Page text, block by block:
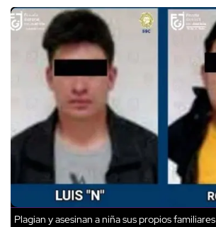
Plagian y asesinan a niña sus propios familiares